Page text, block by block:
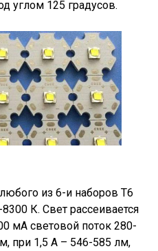
углом 125 градусов.
из 6-и наборов Т6
К. Свет рассеивается
мА световой поток 280-
при 1,5 А – 546-585 лм,